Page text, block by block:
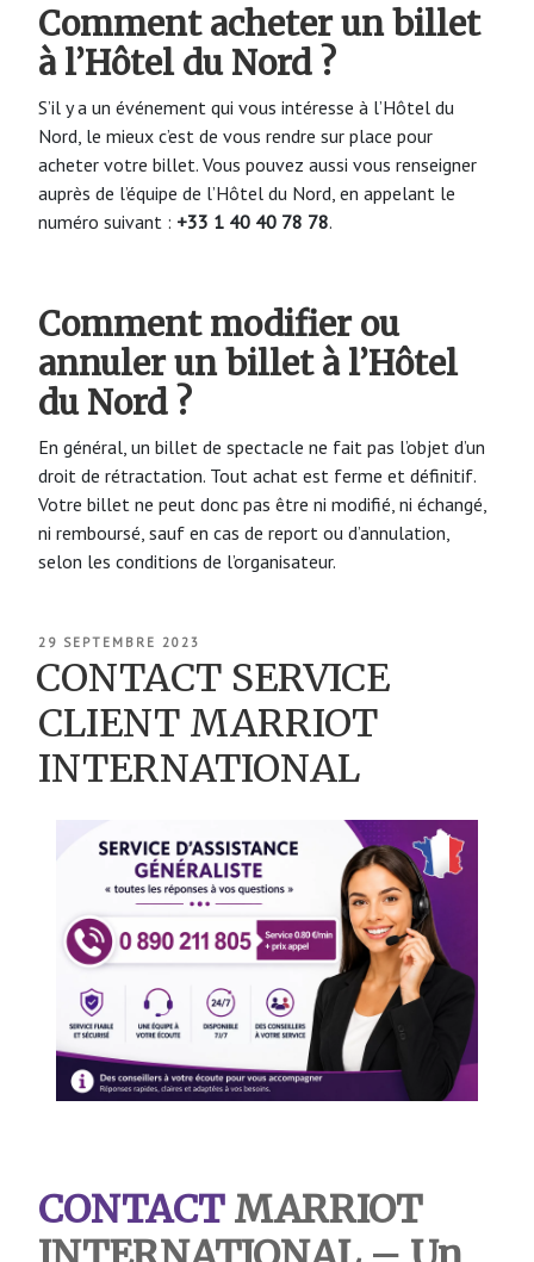
Comment acheter un billet
à l’Hôtel du Nord ?
S’il y a un événement qui vous intéresse à l’Hôtel du
Nord, le mieux c’est de vous rendre sur place pour
acheter votre billet. Vous pouvez aussi vous renseigner
auprès de l’équipe de l’Hôtel du Nord, en appelant le
numéro suivant : +33 1 40 40 78 78.
Comment modifier ou
annuler un billet à l’Hôtel
du Nord ?
En général, un billet de spectacle ne fait pas l’objet d’un
droit de rétractation. Tout achat est ferme et définitif.
Votre billet ne peut donc pas être ni modifié, ni échangé,
ni remboursé, sauf en cas de report ou d’annulation,
selon les conditions de l’organisateur.
PUBLIÉ
29 SEPTEMBRE 2023
CONTACT SERVICE
CLIENT MARRIOT
INTERNATIONAL
CONTACTMARRIOT